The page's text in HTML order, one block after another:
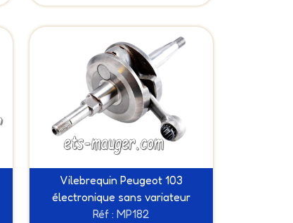
Vilebrequin Peugeot 103
électronique sans variateur
Réf : MP182